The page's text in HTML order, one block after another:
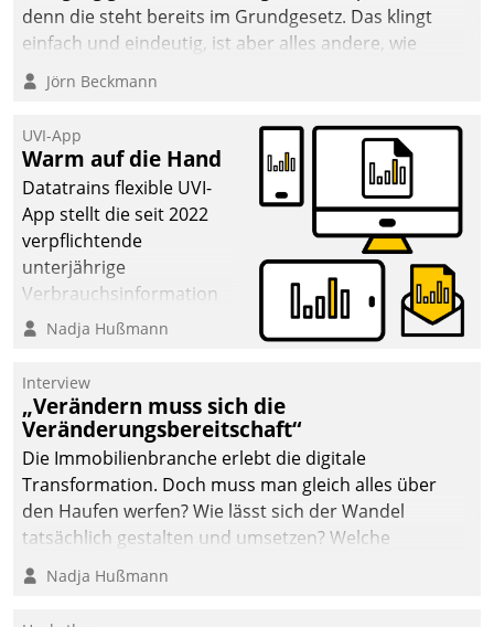
denn die steht bereits im Grundgesetz. Das klingt
einfach und eindeutig, ist aber alles andere, wie
Branchenbeschäftigte wissen. Denn mit der
Verantwortung folgen Verpflichtungen.
Jörn Beckmann
UVI-App
Warm auf die Hand
Datatrains flexible UVI-
App stellt die seit 2022
verpflichtende
unterjährige
Verbrauchsinformation
schnell, zuverlässig und
Die monatlichen
Mitteilungen zum
Heizungs- und
Wasserverbrauch gehen
automatisiert, vollständig
und auf Wunsch über
mehrere zuvor
Kommunikationswege bei
Nadja Hußmann
Interview
„Verändern muss sich die
Veränderungsbereitschaft“
Die Immobilienbranche erlebt die digitale
Transformation. Doch muss man gleich alles über
den Haufen werfen? Wie lässt sich der Wandel
tatsächlich gestalten und umsetzen? Welche
Argumente zählen wirklich?
Nadja Hußmann